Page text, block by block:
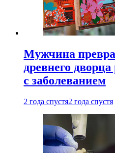
Мужчина
древнего
с заболеванием
2 года спустя2 года спустя